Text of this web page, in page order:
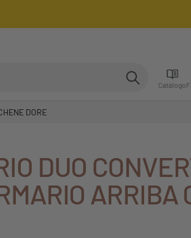
Catálogo
DORE
DUO
ARRIBA